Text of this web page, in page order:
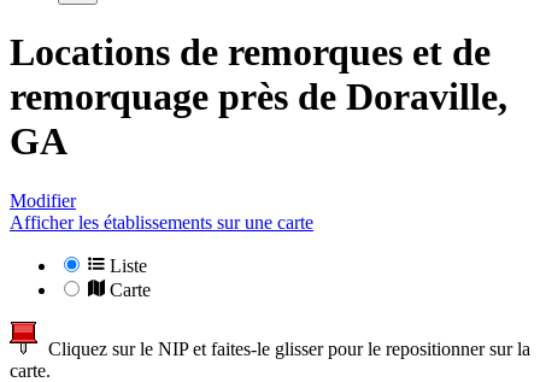
Locations de remorques et de
remorquage près de Doraville,
GA
Modifier
Afficher les établissements sur une carte
Liste
Carte
Cliquez sur le NIP et faites-le glisser pour le repositionner sur la
carte.